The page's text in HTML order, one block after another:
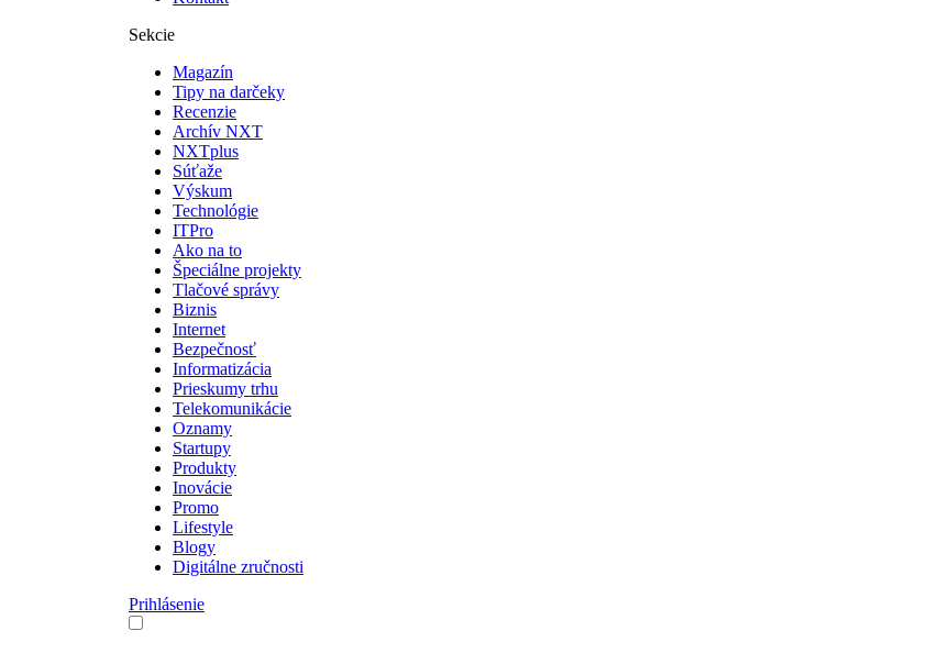
Sekcie
Magazín
Tipy na darčeky
Recenzie
Archív NXT
NXTplus
Súťaže
Výskum
Technológie
ITPro
Ako na to
Špeciálne projekty
Tlačové správy
Biznis
Internet
Bezpečnosť
Informatizácia
Prieskumy trhu
Telekomunikácie
Oznamy
Startupy
Produkty
Inovácie
Promo
Lifestyle
Blogy
Digitálne zručnosti
Prihlásenie